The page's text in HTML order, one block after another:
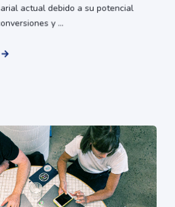
actual debido a su potencial
y ...